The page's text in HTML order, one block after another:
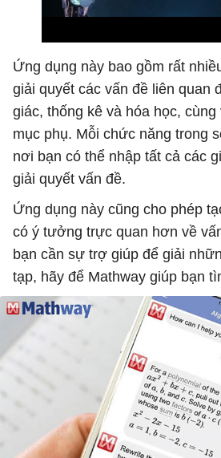
Ứng dụng này bao gồm rất
giải quyết các vấn đề liên quan
giác, thống kê và hóa học,
mục phụ. Mỗi chức năng trong
nơi bạn có thể nhập tất cả các
giải quyết vấn đề.
Ứng dụng này cũng cho phép
có ý tưởng trực quan hơn về
bạn cần sự trợ giúp để giải
tạp, hãy để Mathway giúp bạn